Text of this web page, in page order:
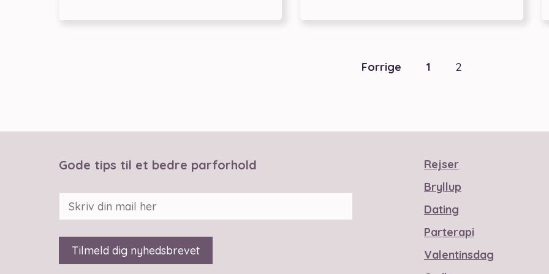
Forrige 1 2
Gode tips til et bedre parforhold
Rejser
Bryllup
Dating
Parterapi
Valentinsdag